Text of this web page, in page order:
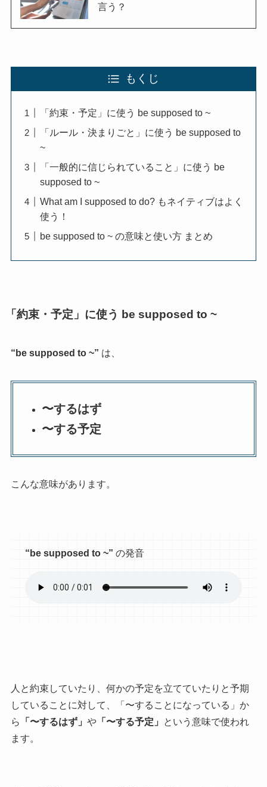
言う？
もくじ
「約束・予定」に使う be supposed to ~
「ルール・決まりごと」に使う be supposed to
~
「一般的に信じられていること」に使う be
supposed to ~
What am I supposed to do? もネイティブはよく
使う！
be supposed to ~ の意味と使い方 まとめ
「約束・予定」に使う be supposed to ~
“ be supposed to ~” は、
〜するはず
〜する予定
こんな意味があります。
“be supposed to ~” の発音
人と約束していたり、何かの予定を立てていたりと予期
していることに対して、「〜することになっている」か
ら
「〜するはず」 や「〜する予定」
という意味で使われ
ます。